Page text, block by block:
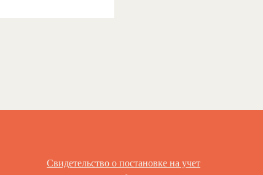
Свидетельство о постановке на учет